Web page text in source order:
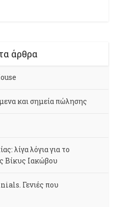
άρθρα
και σημεία πώλησης
λίγα λόγια για το
Βίκυς Ιακώβου
Γενιές που